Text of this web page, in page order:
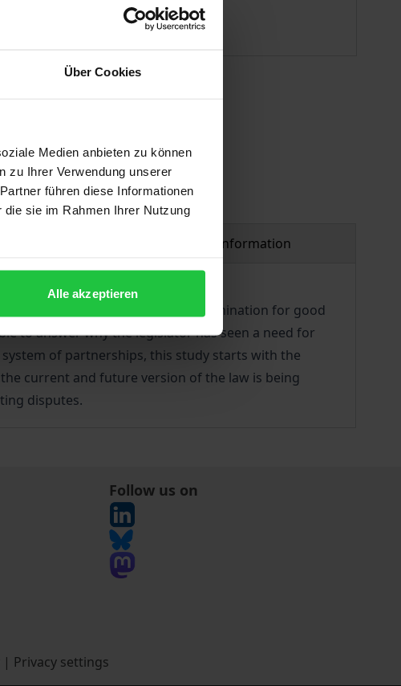
Über Cookies
Medien anbieten zu können
zu Ihrer Verwendung unserer
führen diese Informationen
sie im Rahmen Ihrer Nutzung
Alle akzeptieren
ISBN 978-3-7489-3737-1
Product safety information
then at the latest, the right of termination for good
to answer why the legislator has seen a need for
of partnerships, this study starts with the
current and future version of the law is being
disputes.
Follow us on
| Privacy settings